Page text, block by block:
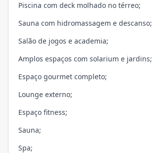
Piscina com deck molhado no térreo;
Sauna com hidromassagem e descanso;
Salão de jogos e academia;
Amplos espaços com solarium e jardins;
Espaço gourmet completo;
Lounge externo;
Espaço fitness;
Sauna;
Spa;